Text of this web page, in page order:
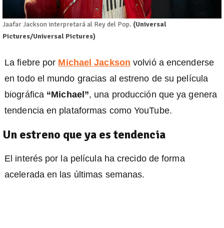
Jaafar Jackson interpretará al Rey del Pop. (Universal
Pictures/Universal Pictures)
La fiebre por Michael Jackson volvió a encenderse
en todo el mundo gracias al estreno de su película
biográfica “Michael”, una producción que ya genera
tendencia en plataformas como YouTube.
Un estreno que ya es tendencia
El interés por la película ha crecido de forma
acelerada en las últimas semanas.